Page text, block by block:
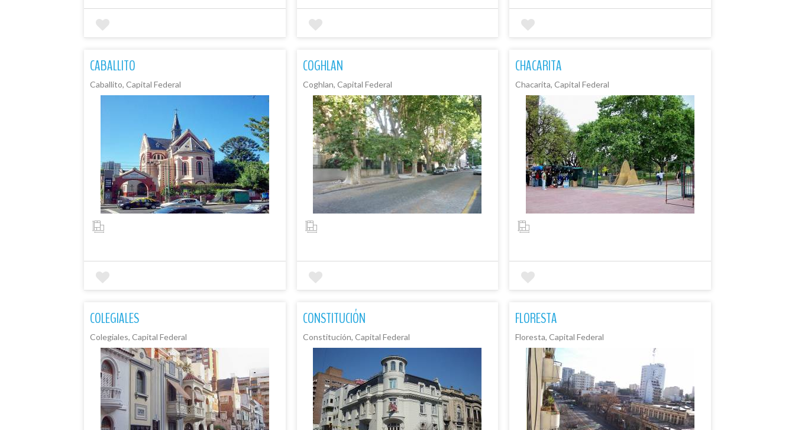
CABALLITO
Caballito, Capital Federal
COGHLAN
Coghlan, Capital Federal
CHACARITA
Chacarita, Capital Federal
COLEGIALES
Colegiales, Capital Federal
CONSTITUCIÓN
Constitución, Capital Federal
FLORESTA
Floresta, Capital Federal